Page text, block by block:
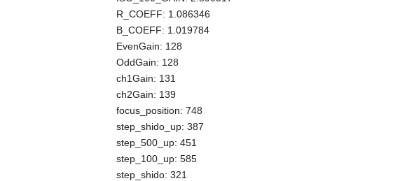
R_COEFF: 1.086346
B_COEFF: 1.019784
EvenGain: 128
OddGain: 128
ch1Gain: 131
ch2Gain: 139
focus_position: 748
step_shido_up: 387
step_500_up: 451
step_100_up: 585
step_shido: 321